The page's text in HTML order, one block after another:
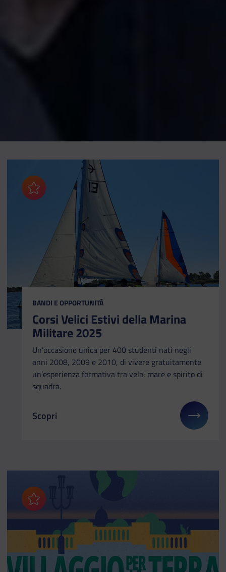
Aggiungi ai preferiti
CATEGORIA:
BANDI E OPPORTUNITÀ
Corsi Velici Estivi della Marina
Militare 2025
Un’occasione unica per 400 studenti nati negli
anni 2008, 2009 e 2010, di vivere gratuitamente
un’esperienza formativa tra vela, mare e spirito di
squadra.
Il link ti porterà ad avere maggiori dettagli su:
Scopri
Aggiungi ai preferiti